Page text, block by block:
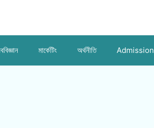
মার্কেটিং অর্থনীতি Admission